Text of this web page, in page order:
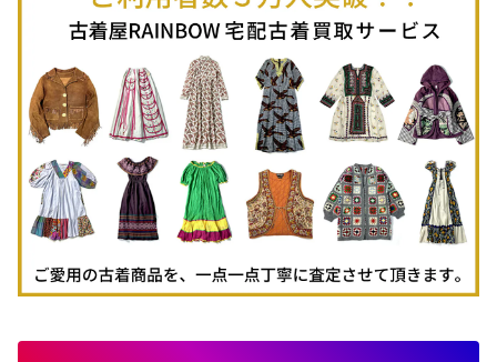
古着パーカー
古着タンクトップ